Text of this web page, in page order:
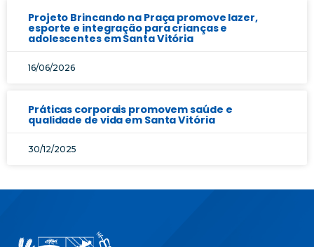
Projeto Brincando na Praça promove lazer,
esporte e integração para crianças e
adolescentes em Santa Vitória
16/06/2026
Práticas corporais promovem saúde e
qualidade de vida em Santa Vitória
30/12/2025